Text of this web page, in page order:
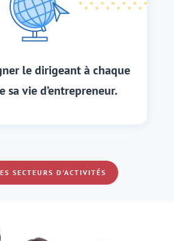
le dirigeant à chaque
sa vie d’entrepreneur.
SECTEURS D'ACTIVITÉS